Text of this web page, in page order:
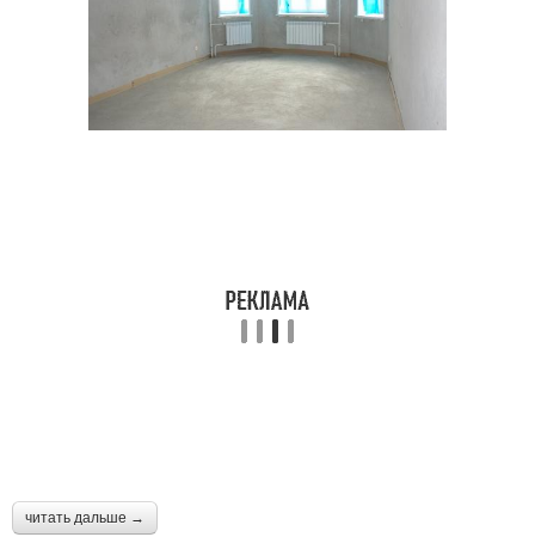
читать дальше →